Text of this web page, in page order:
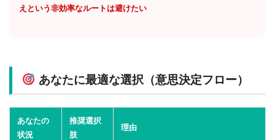
えという非効率なルートは避けたい
あなたに最適な選択（意思決定フロー）
あなたの
状況
推奨選択
肢
理由